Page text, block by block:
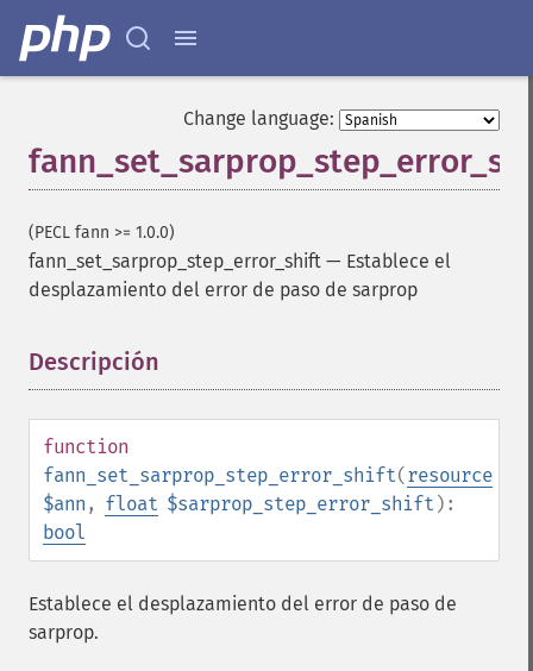
Change language:
(PECL fann >= 1.0.0)
fann_set_sarprop_step_error_shift — Establece el
desplazamiento del error de paso de sarprop
Descripción
function
fann_set_sarprop_step_error_shift(resource
$ann , float $sarprop_step_error_shift ):
bool
Establece el desplazamiento del error de paso de
sarprop.